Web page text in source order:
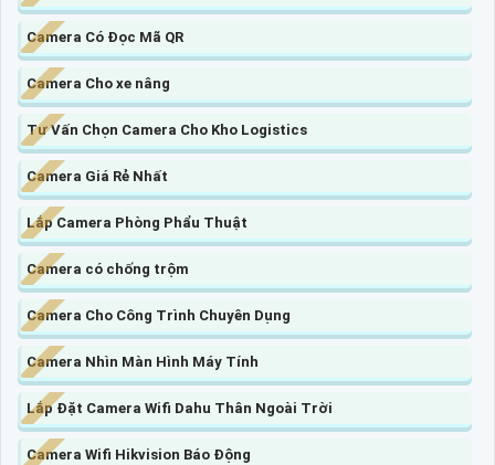
Camera Có Đọc Mã QR
Camera Cho xe nâng
Tư Vấn Chọn Camera Cho Kho Logistics
Camera Giá Rẻ Nhất
Lắp Camera Phòng Phẩu Thuật
Camera có chống trộm
Camera Cho Công Trình Chuyên Dụng
Camera Nhìn Màn Hình Máy Tính
Lắp Đặt Camera Wifi Dahu Thân Ngoài Trời
Camera Wifi Hikvision Báo Động